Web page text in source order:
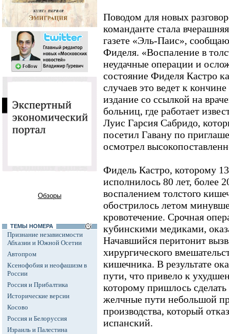
Обзоры
ТЕМЫ НОМЕРА
Признание независимости
Абхазии и Южной Осетии
Автопром
Ксенофобия и неофашизм в
России
Россия и Прибалтика
Исторические версии
Косово
Россия и Белоруссия
Израиль и Палестина
Поводом для новых
команданте стала
газете «Эль-Паис»,
Фиделя. «Воспаление в
неудачные операции и
состояние Фиделя Кастро
случаев это ведет к
издание со ссылкой на
больниц, где работает
Луис Гарсия Сабридо,
посетил Гавану по
осмотрел
Фидель Кастро, которому 13
исполнилось 80 лет, более
воспалением толстого
обострилось летом
кровотечение. Срочная
кубинскими медиками,
Начавшийся перитонит
хирургического
кишечника. В результате
пути, что привело к
которому пришлось
желчные пути небольшой
производства, который
испанский.